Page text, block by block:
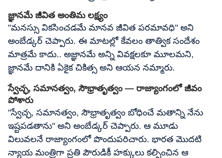
జ్ఞానమే జీవిత అంతిమ లక్ష్యం
"మనస్సు వికసించడమే మానవ జీవిత పరమావధి" అని
అంబేడ్కర్ చెప్పారు. ఈ మాటల్లో కేవలం తాత్విక సందేశం
మాత్రమే కాదు.. అజ్ఞానమే అన్ని వివక్షలకూ మూలమని,
జ్ఞానమే దానికి ఏకైక చికిత్స అని ఆయన నమ్మారు.
స్వేచ్ఛ, సమానత్వం, సౌభ్రాతృత్వం — రాజ్యాంగంలో జీవం
పోశారు
"స్వేచ్ఛ, సమానత్వం, సౌభ్రాతృత్వం బోధించే మతాన్ని నేను
ఇష్టపడతాను" అని అంబేడ్కర్ చెప్పారు. ఆ మూడు
విలువలనే రాజ్యాంగంలో పొందుపరిచారు. భారత మొదటి
న్యాయ మంత్రిగా ప్రతి పౌరుడికీ హక్కులు కల్పించిన ఆ